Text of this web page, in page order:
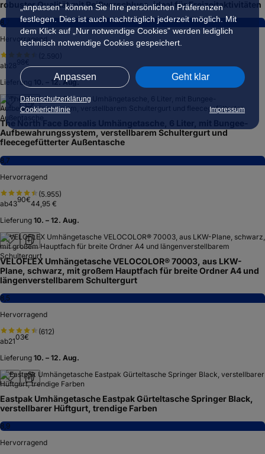
„anpassen” können Sie Ihre persönlichen Präferenzen
festlegen. Dies ist auch nachträglich jederzeit möglich. Mit
dem Klick auf „Nur notwendige Cookies” werden lediglich
technisch notwendige Cookies gespeichert.
Anpassen Geht klar
Datenschutzerklärung
Cookierichtlinie
Impressum
robuster Qualität mit Reißverschluss, ideal für Freizeitaktivitäten
8,7
Hervorragend
ab
Lieferung 10. – 12. Aug.
The North Face Borealis Umhängetasche, 6 Liter, mit Bungee-
Aufbewahrungssystem, verstellbarem Schultergurt und
fleecegefütterter Außentasche
8,7
Hervorragend
(5.955)
ab4390€44,95 €
Lieferung 10. – 12. Aug.
VELOFLEX Umhängetasche VELOCOLOR® 70003, aus LKW-
Plane, schwarz, mit großem Hauptfach für breite Ordner A4 und
längenverstellbarem Schultergurt
8,5
Hervorragend
(612)
ab2103€
Lieferung 10. – 12. Aug.
Eastpak Umhängetasche Eastpak Gürteltasche Springer Black,
verstellbarer Hüftgurt, trendige Farben
8,9
Hervorragend